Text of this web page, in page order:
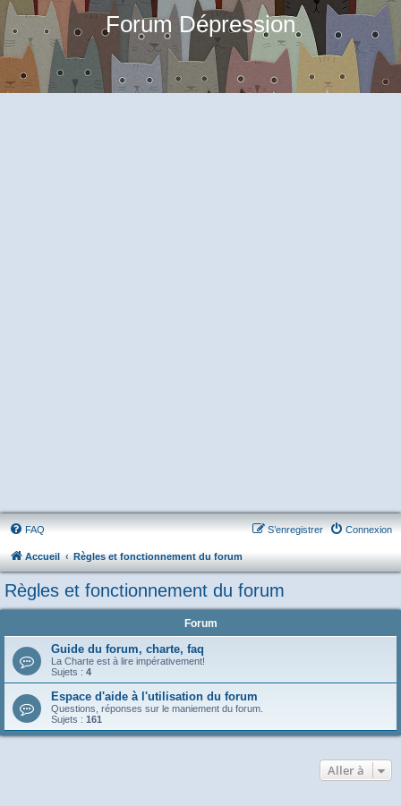
Forum Dépression
FAQ Connexion
S’enregistrer
Accueil Règles et fonctionnement du forum
Règles et fonctionnement du forum
Forum
Guide du forum, charte, faq
La Charte est à lire impérativement!
Sujets : 4
Espace d'aide à l'utilisation du forum
Questions, réponses sur le maniement du forum.
Sujets : 161
Aller à